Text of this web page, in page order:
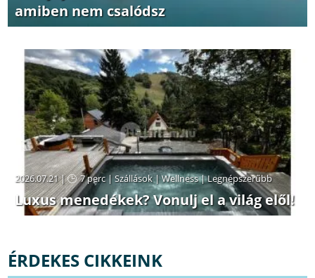
amiben nem csalódsz
2026.07.21 | 7 perc|Szállások|Wellness|Legnépszerűbb
Luxus menedékek? Vonulj el a világ elől!
ÉRDEKES CIKKEINK